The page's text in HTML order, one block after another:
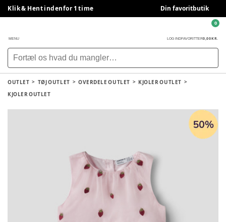
Klik & Hent indenfor 1 time Din favoritbutik
MENU LOG INDFAVORITTER0,00 KR.
0
OUTLET TØJ OUTLET OVERDELE OUTLET
KJOLER OUTLET
KJOLER OUTLET